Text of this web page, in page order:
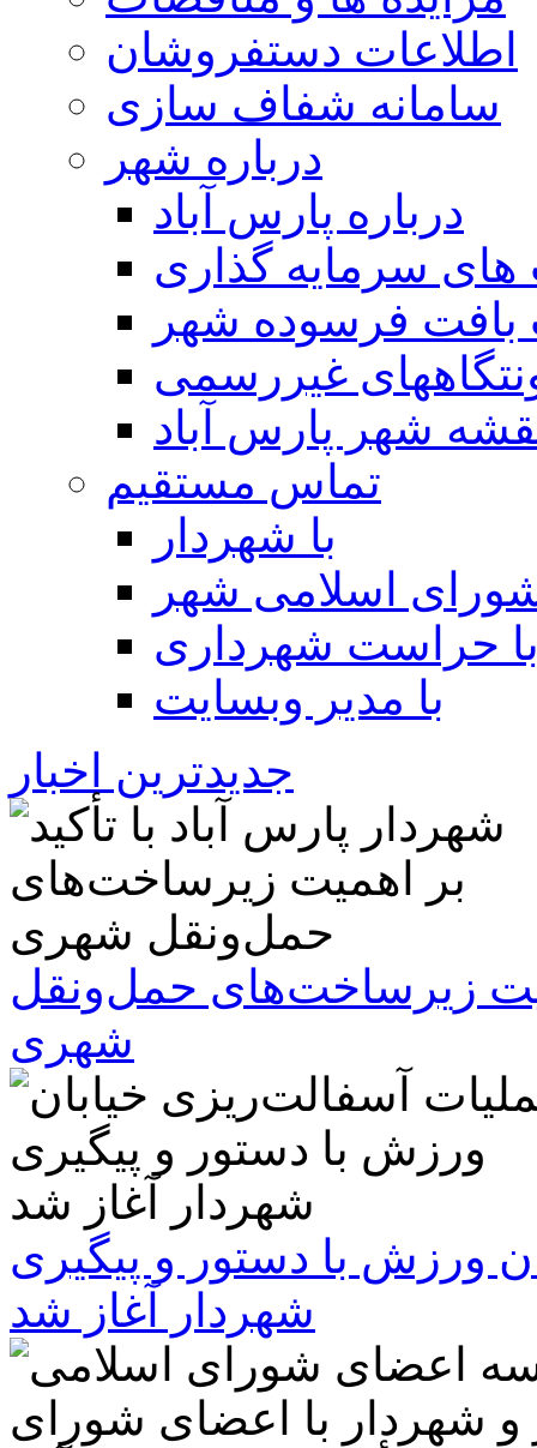
اطلاعات دستفروشان
سامانه شفاف سازی
درباره شهر
درباره پارس آباد
سرمایه گذاری
بافت فرسوده شهر
غیررسمی
شهر پارس آباد
تماس مستقیم
با شهردار
اسلامی شهر
حراست شهرداری
با مدیر وبسایت
جدیدترین اخبار
زیرساخت‌های حمل‌ونقل
شهری
ورزش با دستور و پیگیری
شهردار آغاز شد